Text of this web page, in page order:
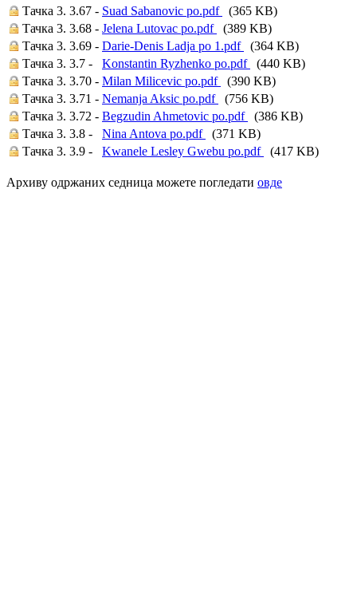
Тачка 3. 3.67 - Suad Sabanovic po.pdf
(365 KB)
Тачка 3. 3.68 - Jelena Lutovac po.pdf
(389 KB)
Тачка 3. 3.69 - Darie-Denis Ladja po 1.pdf
(364 KB)
Тачка 3. 3.7 -
Konstantin Ryzhenko po.pdf
(440 KB)
Тачка 3. 3.70 - Milan Milicevic po.pdf
(390 KB)
Тачка 3. 3.71 - Nemanja Aksic po.pdf
(756 KB)
Тачка 3. 3.72 - Begzudin Ahmetovic po.pdf
(386 KB)
Тачка 3. 3.8 -
Nina Antova po.pdf
(371 KB)
Тачка 3. 3.9 -
Kwanele Lesley Gwebu po.pdf (417 KB)
Архиву одржаних седница можете погледати овде